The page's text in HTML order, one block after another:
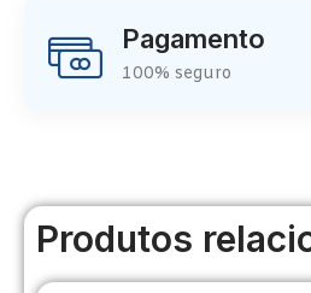
Pagamento
100% seguro
Produtos